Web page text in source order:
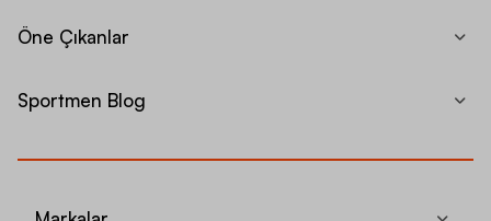
Öne Çıkanlar
Sportmen Blog